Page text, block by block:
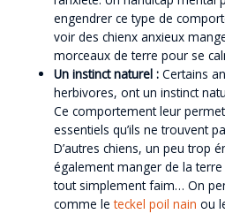
engendrer ce type de
voir des chienx anxieux
morceaux de terre pour se
Un instinct naturel : Certains
herbivores, ont un instinct
Ce comportement leur
essentiels qu’ils ne trouvent
D’autres chiens, un peu trop
également manger de la
tout simplement faim… On
comme leteckel poil nain ou